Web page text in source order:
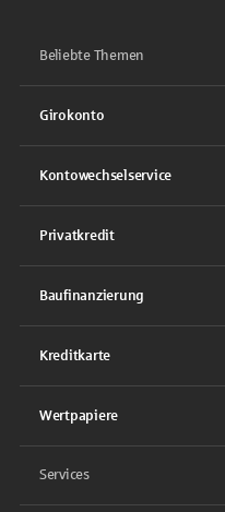
Beliebte Themen
Girokonto
Kontowechselservice
Privatkredit
Baufinanzierung
Kreditkarte
Wertpapiere
Services